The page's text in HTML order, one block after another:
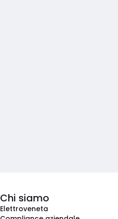
Chi siamo
Elettroveneta